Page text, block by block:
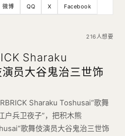
微博 QQ X Facebook
216人想要
Sharaku
员大谷鬼治三世饰
Sharaku Toshusai“歌舞
户兵卫夜子”，把积木熊
歌舞伎演员大谷鬼治三世饰